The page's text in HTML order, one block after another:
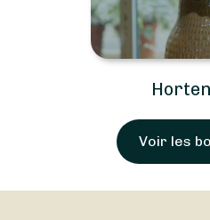
Voir les